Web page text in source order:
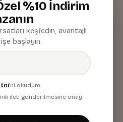
Unisex Çocuk Batik
Desenli Pijama Takımı
672,00 TL
%10 İndirim
keşfedin, avantajlı
başlayın.
'ni okudum.
ileti gönderilmesine onay